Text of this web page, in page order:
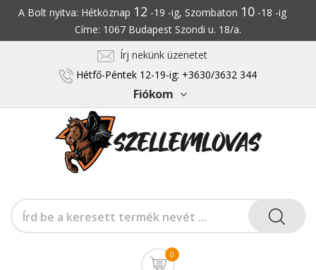
A Bolt nyitva: Hétköznap 12 -19 -ig, Szombaton 10 -18 -ig
Címe: 1067 Budapest Szondi u. 18/a.
Írj nekünk üzenetet
Hétfő-Péntek 12-19-ig: +3630/3632 344
Fiókom
0